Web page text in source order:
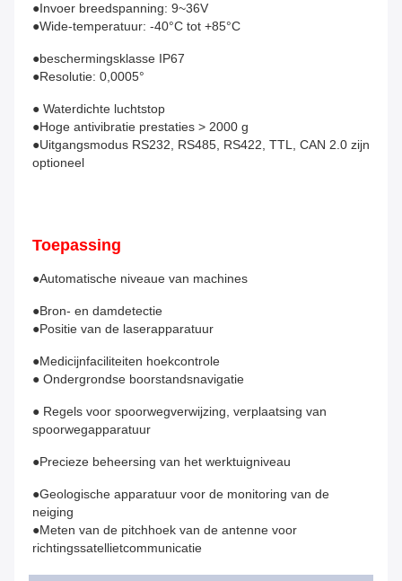
●Invoer breedspanning: 9~36V
●Wide-temperatuur: -40°C tot +85°C
●beschermingsklasse IP67
●Resolutie: 0,0005°
● Waterdichte luchtstop
●Hoge antivibratie prestaties > 2000 g
●Uitgangsmodus RS232, RS485, RS422, TTL, CAN 2.0 zijn
optioneel
Toepassing
●Automatische niveaue van machines
●Bron- en damdetectie
●Positie van de laserapparatuur
●Medicijnfaciliteiten hoekcontrole
● Ondergrondse boorstandsnavigatie
● Regels voor spoorwegverwijzing, verplaatsing van
spoorwegapparatuur
●Precieze beheersing van het werktuigniveau
●Geologische apparatuur voor de monitoring van de
neiging
●Meten van de pitchhoek van de antenne voor
richtingssatellietcommunicatie